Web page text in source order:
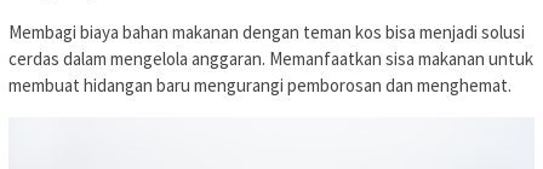
Membagi biaya bahan makanan dengan teman kos bisa menjadi solusi
cerdas dalam mengelola anggaran. Memanfaatkan sisa makanan untuk
membuat hidangan baru mengurangi pemborosan dan menghemat.